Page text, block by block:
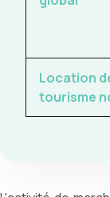
Location
tourisme